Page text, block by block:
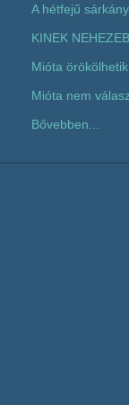
A hétfejű sárkány
KINEK
Mióta örökölhetik
Mióta nem
Bővebben...